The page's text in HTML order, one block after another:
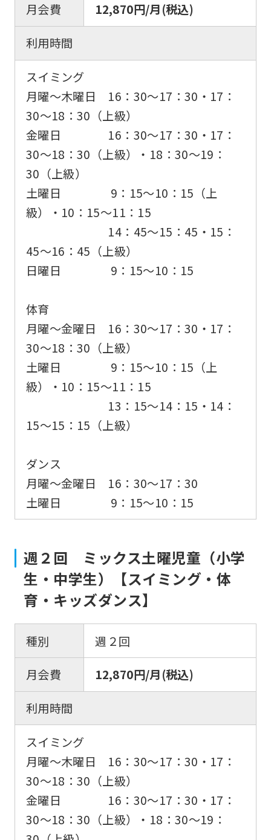
月会費
12,870円/月(税込)
利用時間
スイミング
月曜〜木曜日 16：30〜17：30・17：
30〜18：30（上級）
金曜日 16：30〜17：30・17：
30〜18：30（上級）・18：30〜19：
30（上級）
土曜日 9：15〜10：15（上
級）・10：15〜11：15
14：45〜15：45・15：
45〜16：45（上級）
日曜日 9：15～10：15
体育
月曜〜金曜日 16：30〜17：30・17：
30〜18：30（上級）
土曜日 9：15〜10：15（上
級）・10：15〜11：15
13：15〜14：15・14：
15〜15：15（上級）
ダンス
月曜～金曜日 16：30〜17：30
土曜日 9：15～10：15
週２回 ミックス土曜児童（小学
生・中学生）【スイミング・体
育・キッズダンス】
種別
週２回
月会費
12,870円/月(税込)
利用時間
スイミング
月曜〜木曜日 16：30〜17：30・17：
30〜18：30（上級）
金曜日 16：30〜17：30・17：
30〜18：30（上級）・18：30〜19：
For
foreigners
Central
official
automatically
into
English.
Click
(start
automatic
translation)
return
to
the
top
However,
if
you
automatic
service,
the